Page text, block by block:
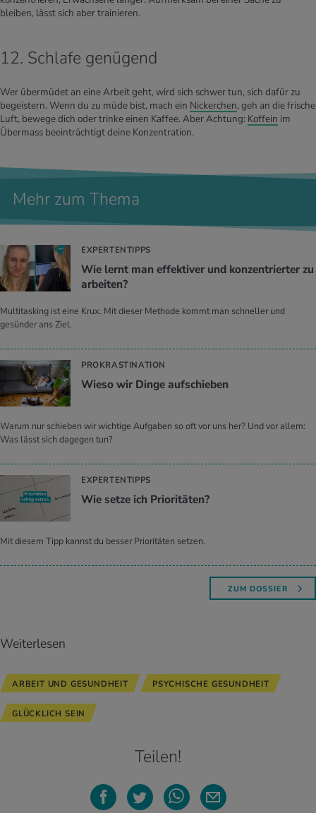
bleiben, lässt sich aber trainieren.
12. Schlafe genügend
Wer übermüdet an eine Arbeit geht, wird sich schwer tun, sich dafür zu
begeistern. Wenn du zu müde bist, mach ein Nickerchen, geh an die frische
Luft, bewege dich oder trinke einen Kaffee. Aber Achtung: Koffein im
Übermass beeinträchtigt deine Konzentration.
Mehr zum Thema
EXPERTENTIPPS
Wie lernt man ef­fek­ti­ver und kon­zen­trier­ter zu
ar­bei­ten?
Multitasking ist eine Krux. Mit dieser Methode kommt man schneller und
gesünder ans Ziel.
PROKRASTINATION
Wieso wir Dinge auf­schie­ben
Warum nur schieben wir wichtige Aufgaben so oft vor uns her? Und vor allem:
Was lässt sich dagegen tun?
EXPERTENTIPPS
Wie setze ich Prio­ri­tä­ten?
Mit diesem Tipp kannst du besser Prioritäten setzen.
ZUM DOSSIER
Weiterlesen
ARBEIT UND GESUNDHEIT PSYCHISCHE GESUNDHEIT
GLÜCKLICH SEIN
Teilen!